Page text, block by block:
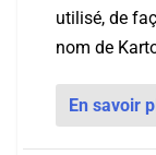
utilisé, de
nom de
En savoir